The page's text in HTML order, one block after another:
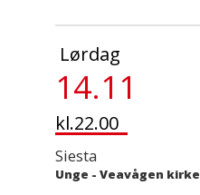
Lørdag
14.11
kl.22.00
Siesta
Unge - Veavågen kirke